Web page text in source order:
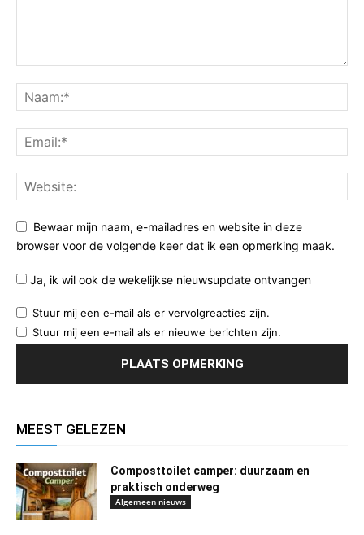
Bewaar mijn naam, e-mailadres en website in deze
browser voor de volgende keer dat ik een opmerking maak.
Ja, ik wil ook de wekelijkse nieuwsupdate ontvangen
Stuur mij een e-mail als er vervolgreacties zijn.
Stuur mij een e-mail als er nieuwe berichten zijn.
MEEST GELEZEN
Composttoilet camper: duurzaam en
praktisch onderweg
Algemeen nieuws